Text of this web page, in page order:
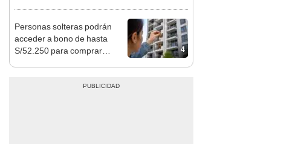
4
Personas solteras podrán
acceder a bono de hasta
S/52.250 para comprar